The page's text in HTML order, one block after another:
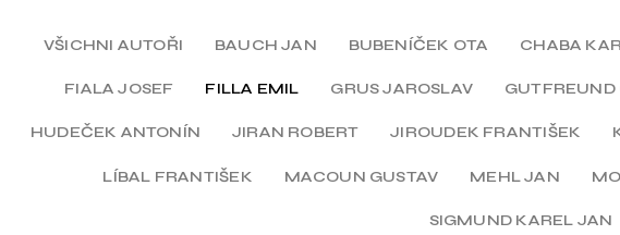
VŠICHNI AUTOŘI BAUCH JAN BUBENÍČEK OTA CHABA
FIALA JOSEF FILLA EMIL GRUS JAROSLAV GUTFREUND
HUDEČEK ANTONÍN JIRAN ROBERT JIROUDEK FRANTIŠEK
LÍBAL FRANTIŠEK MACOUN GUSTAV MEHL JAN
SIGMUND KAREL JAN